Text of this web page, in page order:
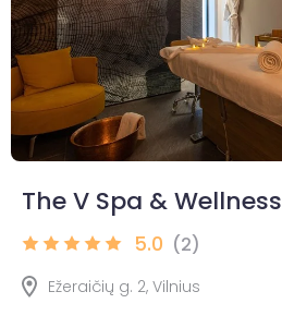
The V Spa & Wellness
5.0 (2)
Ežeraičių g. 2, Vilnius